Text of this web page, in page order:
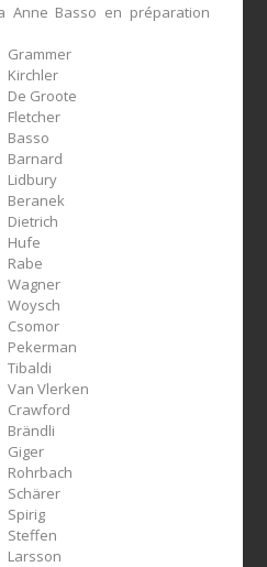
Anne Basso en préparation
Grammer
Kirchler
De Groote
Fletcher
Basso
Barnard
Lidbury
Beranek
Dietrich
Hufe
Rabe
Wagner
Woysch
Csomor
Pekerman
Tibaldi
Van Vlerken
Crawford
Brändli
Giger
Rohrbach
Schärer
Spirig
Steffen
Larsson